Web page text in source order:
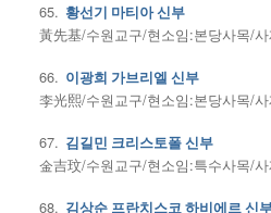
65. 황선기 마티아 신부
黃先基/수원교구/현소임:본당사목/
66. 이광희 가브리엘 신부
李光熙/수원교구/현소임:본당사목/
67. 김길민 크리스토폴 신부
金吉玟/수원교구/현소임:특수사목/
68. 김상순 프란치스코 하비에르 신